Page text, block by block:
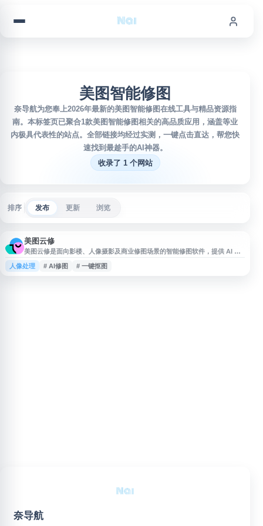
美图智能修图
奈导航为您奉上2026年最新的美图智能修图在线工具与精品资源指
南。本标签页已聚合1款美图智能修图相关的高品质应用，涵盖等业
内极具代表性的站点。全部链接均经过实测，一键点击直达，帮您快
速找到最趁手的AI神器。
收录了 1 个网站
排序 发布 更新 浏览
美图云修
美图云修是面向影楼、人像摄影及商业修图场景的智能修图软件，提供 AI 修
图、批量照片处理、调色、液化、一键抠图、照片直播等功能，适用于影楼后
期制作、照片精修与工作流程提效。平台结合美图图像处理能力，帮助摄影机
人像处理 # AI修图 # 一键抠图
奈导航